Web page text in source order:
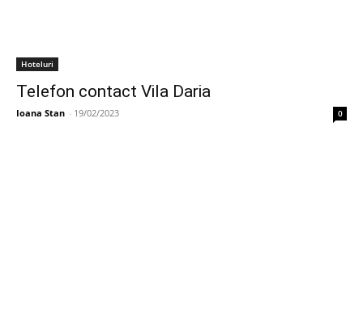
Hoteluri
Telefon contact Vila Daria
Ioana Stan - 19/02/2023 0